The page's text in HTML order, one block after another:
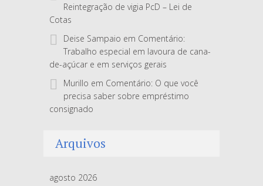
Reintegração de vigia PcD – Lei de
Cotas
Deise Sampaio em Comentário:
Trabalho especial em lavoura de cana-
de-açúcar e em serviços gerais
Murillo em Comentário: O que você
precisa saber sobre empréstimo
consignado
Arquivos
agosto 2026